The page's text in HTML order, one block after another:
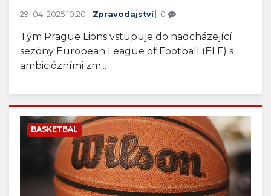
29. 04. 2025 10:20 Zpravodajství 0
Tým Prague Lions vstupuje do nadcházející
sezóny European League of Football (ELF) s
ambiciózními zm...
BASKETBAL